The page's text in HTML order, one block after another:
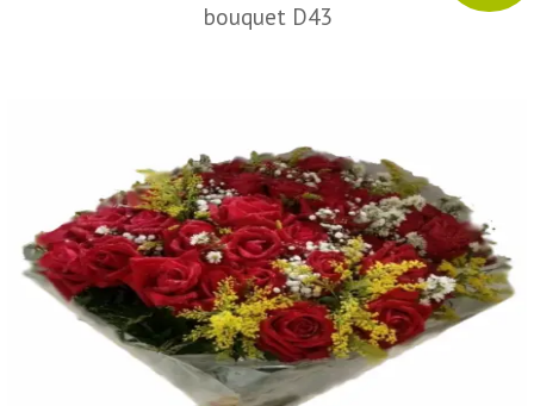
bouquet D43